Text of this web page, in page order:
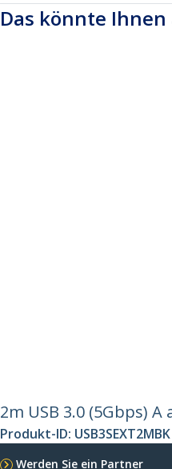
Das könnte
2m USB 3.0 (5Gbps)
Produkt-ID: USB3SEXT2MBK
Werden Sie ein Partner